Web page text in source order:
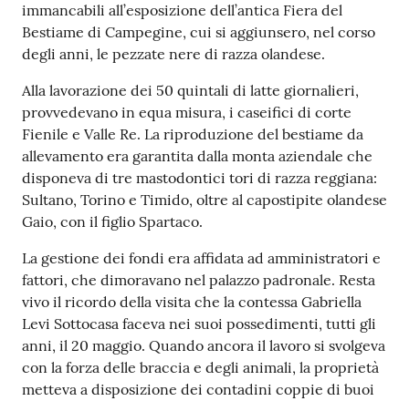
immancabili all’esposizione dell’antica Fiera del
Bestiame di Campegine, cui si aggiunsero, nel corso
degli anni, le pezzate nere di razza olandese.
Alla lavorazione dei 50 quintali di latte giornalieri,
provvedevano in equa misura, i caseifici di corte
Fienile e Valle Re. La riproduzione del bestiame da
allevamento era garantita dalla monta aziendale che
disponeva di tre mastodontici tori di razza reggiana:
Sultano, Torino e Timido, oltre al capostipite olandese
Gaio, con il figlio Spartaco.
La gestione dei fondi era affidata ad amministratori e
fattori, che dimoravano nel palazzo padronale. Resta
vivo il ricordo della visita che la contessa Gabriella
Levi Sottocasa faceva nei suoi possedimenti, tutti gli
anni, il 20 maggio. Quando ancora il lavoro si svolgeva
con la forza delle braccia e degli animali, la proprietà
metteva a disposizione dei contadini coppie di buoi